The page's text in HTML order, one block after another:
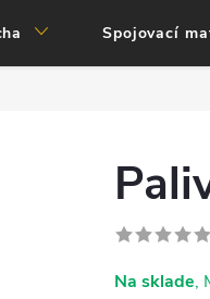
Spojovací
Na sklade